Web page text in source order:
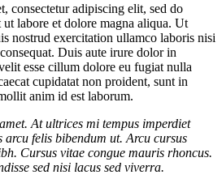
consectetur adipiscing elit, sed do
labore et dolore magna aliqua. Ut
nostrud exercitation ullamco laboris nisi
Duis aute irure dolor in
esse cillum dolore eu fugiat nulla
cupidatat non proident, sunt in
anim id est laborum.
At ultrices mi tempus imperdiet
felis bibendum ut. Arcu cursus
Cursus vitae congue mauris rhoncus.
sed nisi lacus sed viverra.